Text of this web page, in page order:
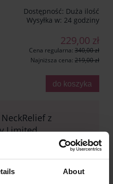
About
Dostępność: Duża ilość
Wysyłka w: 24 godziny
229,00 zł
Cena regularna: 340,00 zł
Najniższa cena: 219,00 zł
do koszyka
z
Limited
Dostępność: Duża ilość
149,00 zł